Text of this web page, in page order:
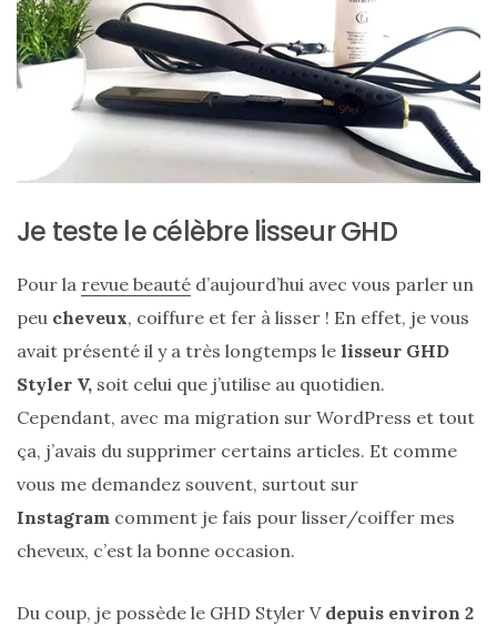
sac
en
soie
cuir
au
discret
06/06/2026
Je teste le célèbre lisseur GHD
Pour la revue beauté d’aujourd’hui avec vous parler un
peu cheveux, coiffure et fer à lisser ! En effet, je vous
avait présenté il y a très longtemps le lisseur GHD
Styler V, soit celui que j’utilise au quotidien.
Cependant, avec ma migration sur WordPress et tout
ça, j’avais du supprimer certains articles. Et comme
vous me demandez souvent, surtout sur
Instagram comment je fais pour lisser/coiffer mes
cheveux, c’est la bonne occasion.
Du coup, je possède le GHD Styler Vdepuis environ 2